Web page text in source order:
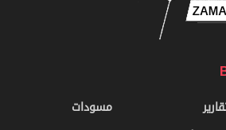
مسودات